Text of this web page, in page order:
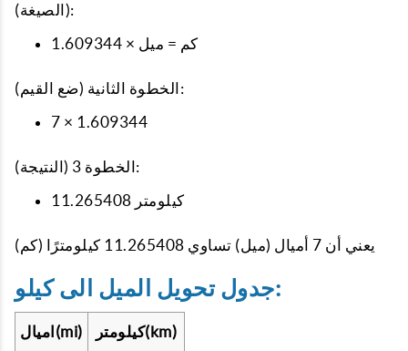
(الصيغة):
كم = ميل × 1.609344
الخطوة الثانية (ضع القيم):
7 × 1.609344
الخطوة 3 (النتيجة):
11.265408 كيلومتر
يعني أن 7 أميال (ميل) تساوي 11.265408 كيلومترًا (كم)
جدول تحويل الميل الى كيلو:
اميال(mi) كيلومتر(km)